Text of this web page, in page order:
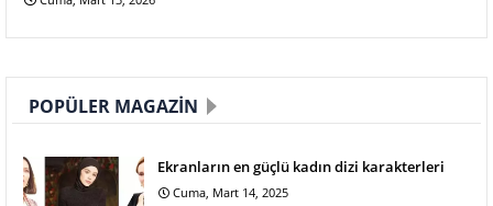
POPÜLER MAGAZIN
Ekranların en güçlü kadın dizi karakterleri
Cuma, Mart 14, 2025